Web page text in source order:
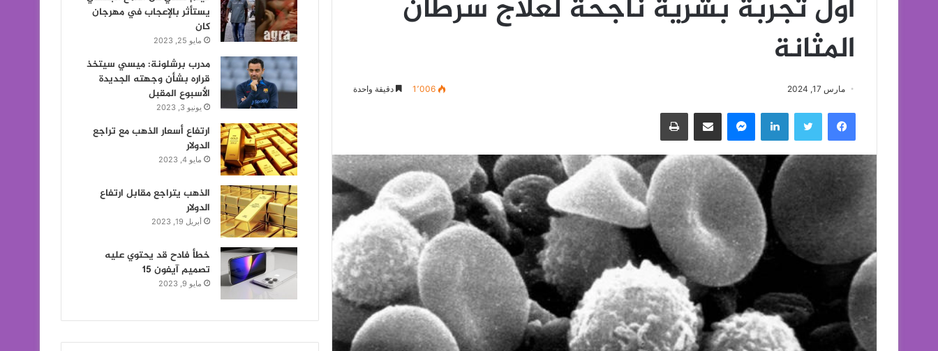
أول تجربة بشرية ناجحة لعلاج سرطان
المثانة
مارس 17, 2024 1٬006 دقيقة واحدة
فيسبوك تويتر لينكدإن ماسنجر مشاركة عبر البريد طباعة
يستأثر بالإعجاب في مهرجان
كان
مايو 25, 2023
مدرب برشلونة: ميسي سيتخذ
قراره بشأن وجهته الجديدة
الأسبوع المقبل
يونيو 3, 2023
ارتفاع أسعار الذهب مع تراجع
الدولار
مايو 4, 2023
الذهب يتراجع مقابل ارتفاع
الدولار
أبريل 19, 2023
خطأ فادح قد يحتوي عليه
تصميم آيفون 15
مايو 9, 2023